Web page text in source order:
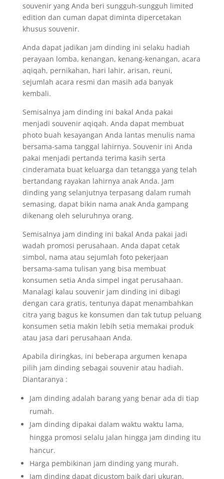
souvenir yang Anda beri sungguh-sungguh limited
edition dan cuman dapat diminta dipercetakan
khusus souvenir.
Anda dapat jadikan jam dinding ini selaku hadiah
perayaan lomba, kenangan, kenang-kenangan, acara
aqiqah, pernikahan, hari lahir, arisan, reuni,
sejumlah acara resmi dan masih ada banyak
kembali.
Semisalnya jam dinding ini bakal Anda pakai
menjadi souvenir aqiqah. Anda dapat membuat
photo buah kesayangan Anda lantas menulis nama
bersama-sama tanggal lahirnya. Souvenir ini Anda
pakai menjadi pertanda terima kasih serta
cinderamata buat keluarga dan tetangga yang telah
bertandang rayakan lahirnya anak Anda. Jam
dinding yang selanjutnya terpasang dalam rumah
semasing, dapat bikin nama anak Anda gampang
dikenang oleh seluruhnya orang.
Semisalnya jam dinding ini bakal Anda pakai jadi
wadah promosi perusahaan. Anda dapat cetak
simbol, nama atau sejumlah foto pekerjaan
bersama-sama tulisan yang bisa membuat
konsumen setia Anda simpel ingat perusahaan.
Manalagi kalau souvenir jam dinding ini dibagi
dengan cara gratis, tentunya dapat menambahkan
citra yang bagus ke konsumen dan tak tutup peluang
konsumen setia makin lebih setia memakai produk
atau jasa dari perusahaan Anda.
Apabila diringkas, ini beberapa argumen kenapa
pilih jam dinding sebagai souvenir atau hadiah.
Diantaranya :
Jam dinding adalah barang yang benar ada di tiap
rumah.
Jam dinding dipakai dalam waktu waktu lama,
hingga promosi selalu jalan hingga jam dinding itu
hancur.
Harga pembikinan jam dinding yang murah.
Jam dinding dapat dicustom baik dari ukuran,